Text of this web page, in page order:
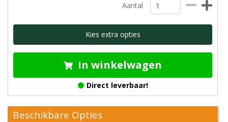
Aantal
Kies extra opties
In winkelwagen
Direct leverbaar!
Beschikbare Opties